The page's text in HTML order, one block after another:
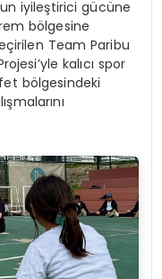
iyileştirici gücüne
bölgesine
Team Paribu
kalıcı spor
bölgesindeki